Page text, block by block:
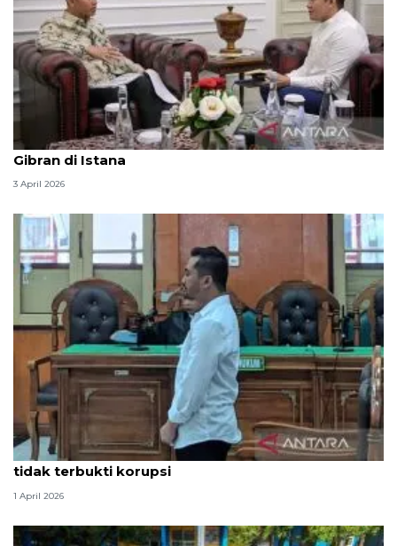
Seskab Teddy silaturahmi Idul Fitri ke Wapres
Gibran di Istana
3 April 2026
Hakim PN Medan vonis bebas Amsal Sitepu karena
tidak terbukti korupsi
1 April 2026